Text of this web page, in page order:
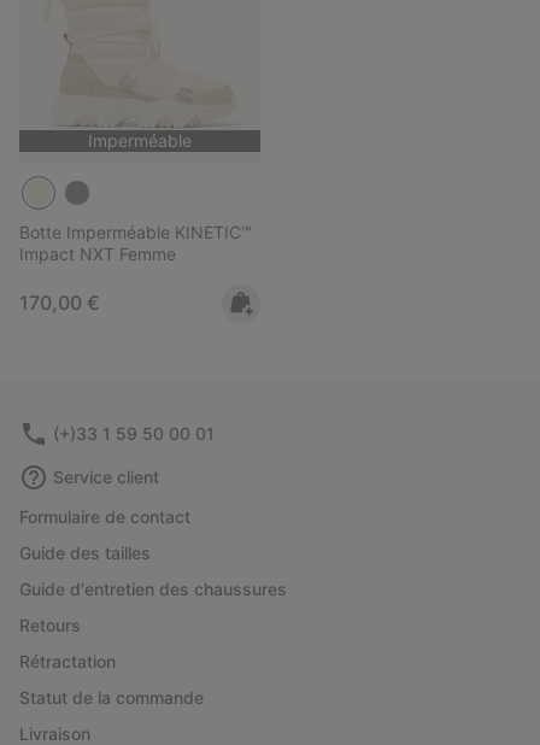
Imperméable
Botte Imperméable KINETIC™
Impact NXT Femme
Regular price:
170,00 €
(+)33 1 59 50 00 01
Service client
Formulaire de contact
Guide des tailles
Guide d'entretien des chaussures
Retours
Rétractation
Statut de la commande
Livraison